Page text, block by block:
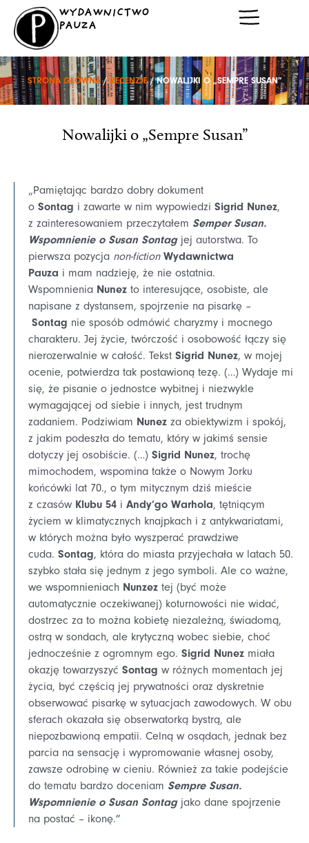
Przejdź
treści
WYDAWNICTWO
PAUZA
STRONA GŁÓWNA/RECENZJE/ NOWALIJKI O „SEMPRE SUSAN”
Nowalijki o „Sempre Susan”
„Pamiętając bardzo dobry dokument
o Sontag i zawarte w nim wypowiedzi Sigrid Nunez,
z zainteresowaniem przeczytałem Semper Susan.
Wspomnienie o Susan Sontagjej autorstwa. To
pierwsza pozycja non-fiction Wydawnictwa
Pauza i mam nadzieję, że nie ostatnia.
Wspomnienia Nunezto interesujące, osobiste, ale
napisane z dystansem, spojrzenie na pisarkę –
Sontag nie sposób odmówić charyzmy i mocnego
charakteru. Jej życie, twórczość i osobowość łączy się
nierozerwalnie w całość. Tekst Sigrid Nunez, w mojej
ocenie, potwierdza tak postawioną tezę. (…) Wydaje mi
się, że pisanie o jednostce wybitnej i niezwykle
wymagającej od siebie i innych, jest trudnym
zadaniem. Podziwiam Nunezza obiektywizm i spokój,
z jakim podeszła do tematu, który w jakimś sensie
dotyczy jej osobiście. (…) Sigrid Nunez, trochę
mimochodem, wspomina także o Nowym Jorku
końcówki lat 70., o tym mitycznym dziś mieście
z czasów Klubu 54i Andy’go Warhola, tętniącym
życiem w klimatycznych knajpkach i z antykwariatami,
w których można było wyszperać prawdziwe
cuda. Sontag, która do miasta przyjechała w latach 50.
szybko stała się jednym z jego symboli. Ale co ważne,
we wspomnieniach Nunzez tej (być może
automatycznie oczekiwanej) koturnowości nie widać,
dostrzec za to można kobietę niezależną, świadomą,
ostrą w sondach, ale krytyczną wobec siebie, choć
jednocześnie z ogromnym ego. Sigrid Nunezmiała
okazję towarzyszyć Sontag w różnych momentach jej
życia, być częścią jej prywatności oraz dyskretnie
obserwować pisarkę w sytuacjach zawodowych. W obu
sferach okazała się obserwatorką bystrą, ale
niepozbawioną empatii. Celną w osądach, jednak bez
parcia na sensację i wypromowanie własnej osoby,
zawsze odrobinę w cieniu. Również za takie podejście
do tematu bardzo doceniam Sempre Susan.
Wspomnienie o Susan Sontagjako dane spojrzenie
na postać – ikonę.”